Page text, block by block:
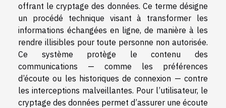
offrant le cryptage des données. Ce terme désigne
un procédé technique visant à transformer les
informations échangées en ligne, de manière à les
rendre illisibles pour toute personne non autorisée.
Ce système protège le contenu des
communications — comme les préférences
d’écoute ou les historiques de connexion — contre
les interceptions malveillantes. Pour l’utilisateur, le
cryptage des données permet d’assurer une écoute